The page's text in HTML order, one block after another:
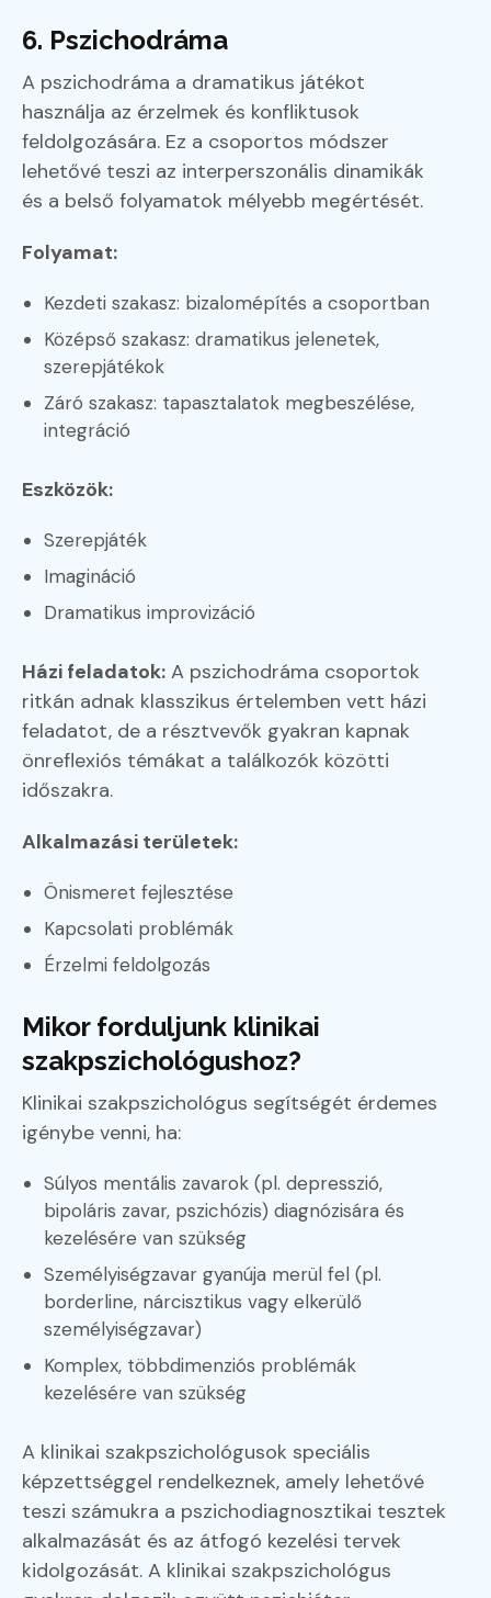
6. Pszichodráma
A pszichodráma a dramatikus játékot
használja az érzelmek és konfliktusok
feldolgozására. Ez a csoportos módszer
lehetővé teszi az interperszonális dinamikák
és a belső folyamatok mélyebb megértését.
Folyamat:
Kezdeti szakasz: bizalomépítés a csoportban
Középső szakasz: dramatikus jelenetek,
szerepjátékok
Záró szakasz: tapasztalatok megbeszélése,
integráció
Eszközök:
Szerepjáték
Imagináció
Dramatikus improvizáció
Házi feladatok: A pszichodráma csoportok
ritkán adnak klasszikus értelemben vett házi
feladatot, de a résztvevők gyakran kapnak
önreflexiós témákat a találkozók közötti
időszakra.
Alkalmazási területek:
Önismeret fejlesztése
Kapcsolati problémák
Érzelmi feldolgozás
Mikor forduljunk klinikai
szakpszichológushoz?
Klinikai szakpszichológus segítségét érdemes
igénybe venni, ha:
Súlyos mentális zavarok (pl. depresszió,
bipoláris zavar, pszichózis) diagnózisára és
kezelésére van szükség
Személyiségzavar gyanúja merül fel (pl.
borderline, nárcisztikus vagy elkerülő
személyiségzavar)
Komplex, többdimenziós problémák
kezelésére van szükség
A klinikai szakpszichológusok speciális
képzettséggel rendelkeznek, amely lehetővé
teszi számukra a pszichodiagnosztikai tesztek
alkalmazását és az átfogó kezelési tervek
kidolgozását. A klinikai szakpszichológus